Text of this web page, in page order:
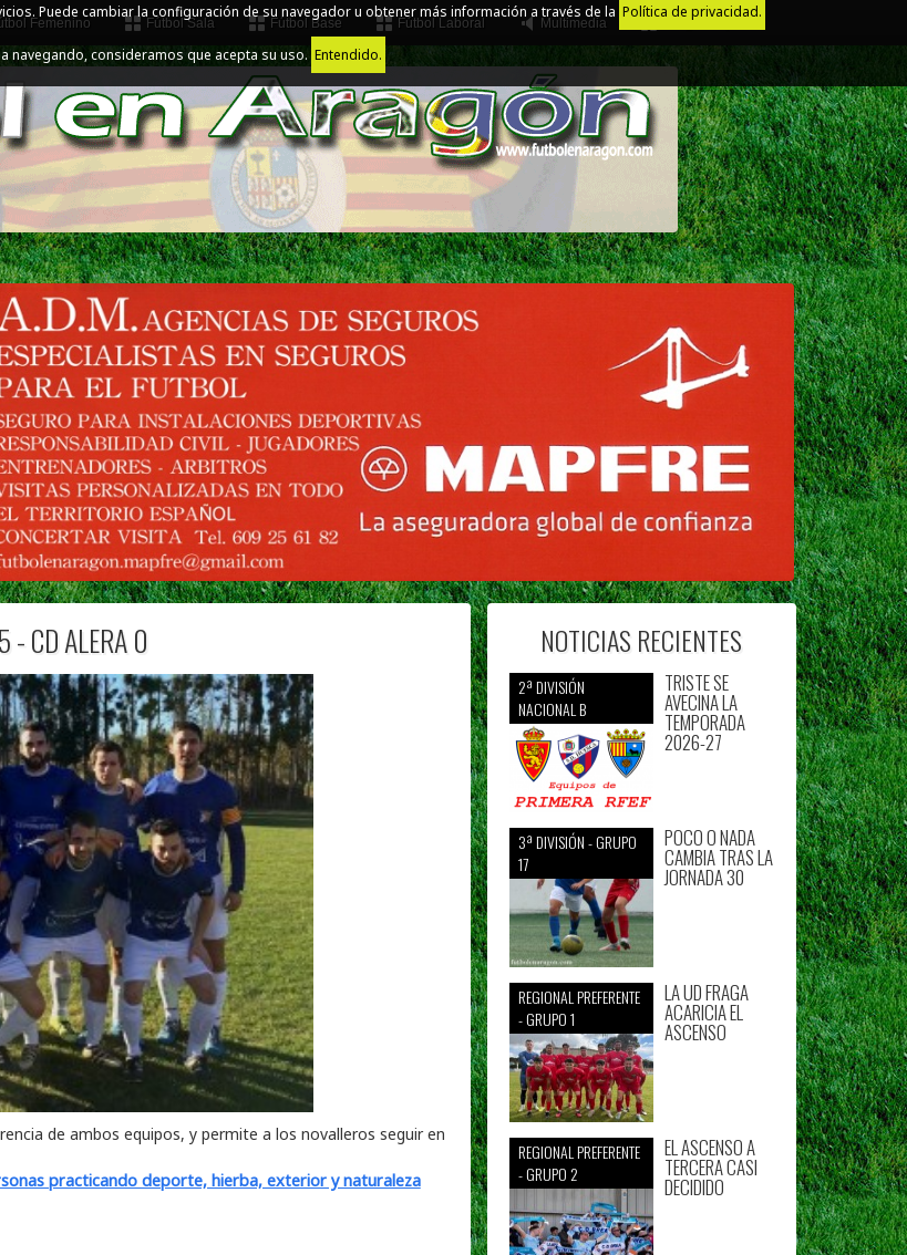
Puede cambiar la configuración de su navegador u obtener más información a través de la Política de privacidad.
navegando, consideramos que acepta su uso. Entendido.
Femenino Fútbol Sala Fútbol Base Fútbol Laboral Multimedia Juego Limpio
- CD ALERA 0
de ambos equipos, y permite a los novalleros seguir en
NOTICIAS RECIENTES
2ª DIVISIÓN
NACIONAL B
TRISTE SE
AVECINA LA
TEMPORADA
2026-27
3ª DIVISIÓN - GRUPO
17
POCO O NADA
CAMBIA TRAS LA
JORNADA 30
REGIONAL PREFERENTE
- GRUPO 1
LA UD FRAGA
ACARICIA EL
ASCENSO
REGIONAL PREFERENTE
- GRUPO 2
EL ASCENSO A
TERCERA CASI
DECIDIDO